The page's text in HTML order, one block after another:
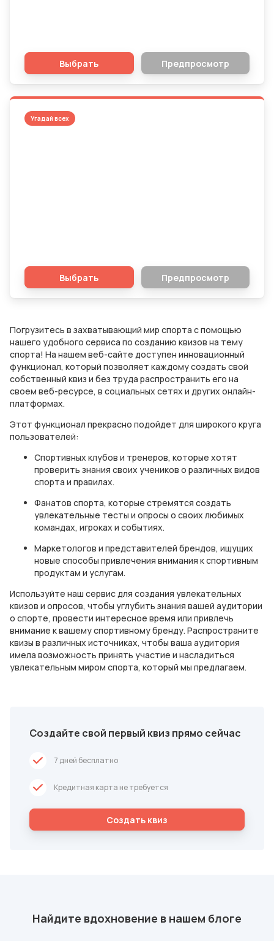
Выбрать Предпросмотр
Угадай всех
Выбрать Предпросмотр
Погрузитесь в захватывающий мир спорта с помощью
нашего удобного сервиса по созданию квизов на тему
спорта! На нашем веб-сайте доступен инновационный
функционал, который позволяет каждому создать свой
собственный квиз и без труда распространить его на
своем веб-ресурсе, в социальных сетях и других онлайн-
платформах.
Этот функционал прекрасно подойдет для широкого круга
пользователей:
Спортивных клубов и тренеров, которые хотят
проверить знания своих учеников о различных видов
спорта и правилах.
Фанатов спорта, которые стремятся создать
увлекательные тесты и опросы о своих любимых
командах, игроках и событиях.
Маркетологов и представителей брендов, ищущих
новые способы привлечения внимания к спортивным
продуктам и услугам.
Используйте наш сервис для создания увлекательных
квизов и опросов, чтобы углубить знания вашей аудитории
о спорте, провести интересное время или привлечь
внимание к вашему спортивному бренду. Распространите
квизы в различных источниках, чтобы ваша аудитория
имела возможность принять участие и насладиться
увлекательным миром спорта, который мы предлагаем.
Создайте свой первый квиз прямо сейчас
7 дней бесплатно
Кредитная карта не требуется
Cоздать квиз
Найдите вдохновение в нашем блоге